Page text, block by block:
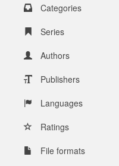
Categories
Series
Authors
Publishers
Languages
Ratings
File formats